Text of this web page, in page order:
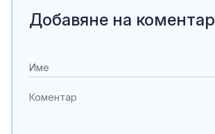
Добавяне на коментар